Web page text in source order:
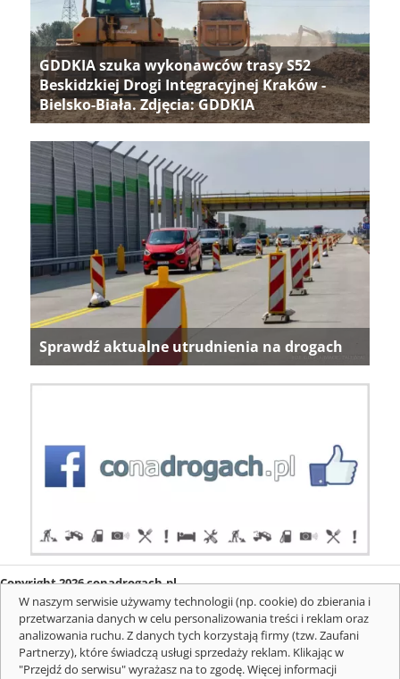
GDDKIA szuka wykonawców trasy S52
Beskidzkiej Drogi Integracyjnej Kraków -
Bielsko-Biała. Zdjęcia: GDDKIA
Sprawdź aktualne utrudnienia na drogach
Copyright 2026 conadrogach.pl
O firmie
Redakcja Regulamin
Informacje o cookies
Mapa serwisu
Komunikaty
W naszym serwisie używamy technologii (np. cookie) do zbierania i
przetwarzania danych w celu personalizowania treści i reklam oraz
analizowania ruchu. Z danych tych korzystają firmy (tzw. Zaufani
Partnerzy), które świadczą usługi sprzedaży reklam. Klikając w
"Przejdź do serwisu" wyrażasz na to zgodę. Więcej informacji